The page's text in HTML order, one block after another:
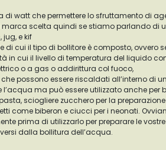
di watt che permettere lo sfruttamento di
jug, e kif
di cui il tipo di bollitore è composto, ovvero
o a gas o addirittura col fuoco,
possono essere riscaldati all’interno di
l’acqua ma può essere utilizzato anche per
sciogliere zucchero per la
come biberon e ciucci per i neonati.
prima di utilizzarlo per preparare le
dalla bollitura dell’acqua.